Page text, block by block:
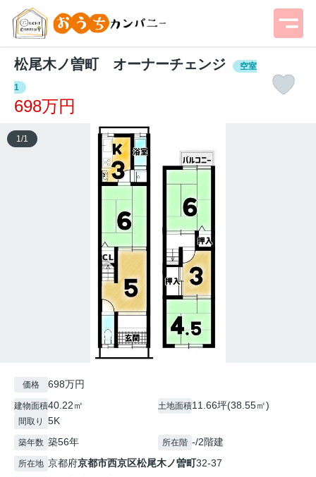
松尾木ノ曽町 オーナーチェンジ 空室
1
698万円
1 /1
価格 698万円
建物面積40.22㎡ 土地面積11.66坪(38.55㎡)
間取り 5K
築年数 築56年 所在階 -/2階建
所在地 京都府京都市西京区松尾木ノ曽町32-37